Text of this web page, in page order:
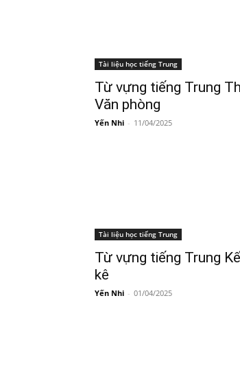
Tài liệu học tiếng Trung
Từ vựng tiếng Trung
Văn phòng
Yến Nhi - 11/04/2025
Tài liệu học tiếng Trung
Từ vựng tiếng Trung
kê
Yến Nhi - 01/04/2025